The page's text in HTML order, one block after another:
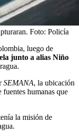
Foto: Policía
luego de
junto a alias Niño
SEMANA, la ubicación
humanas que
la misión de